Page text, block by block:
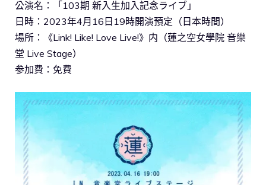
公演名：「103期 新入生加入記念ライブ」
日時：2023年4月16日19時開演預定（日本時間）
場所：《Link! Like! Love Live!》内（蓮之空女學院 音樂
堂 Live Stage）
参加費：免費